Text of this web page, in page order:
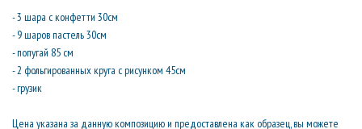
- 3 шара с конфетти 30см
- 9 шаров пастель 30см
- попугай 85 см
- 2 фольгированных круга с рисунком 45см
- грузик
Цена указана за данную композицию и предоставлена как образец, вы можете